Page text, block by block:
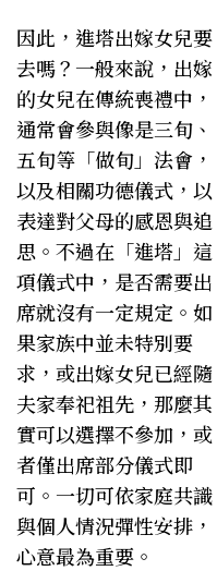
因此，進塔出嫁女兒要
去嗎？一般來說，出嫁
的女兒在傳統喪禮中，
通常會參與像是三旬、
五旬等「做旬」法會，
以及相關功德儀式，以
表達對父母的感恩與追
思。不過在「進塔」這
項儀式中，是否需要出
席就沒有一定規定。如
果家族中並未特別要
求，或出嫁女兒已經隨
夫家奉祀祖先，那麼其
實可以選擇不參加，或
者僅出席部分儀式即
可。一切可依家庭共識
與個人情況彈性安排，
心意最為重要。